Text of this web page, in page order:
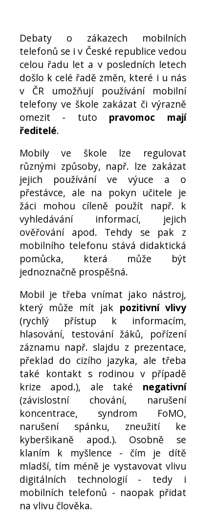
Debaty o zákazech mobilních
telefonů se i v České republice vedou
celou řadu let a v posledních letech
došlo k celé řadě změn, které i u nás
v ČR umožňují používání mobilní
telefony ve škole zakázat či výrazně
omezit - tuto pravomoc mají
ředitelé.
Mobily ve škole lze regulovat
různými způsoby, např. lze zakázat
jejich používání ve výuce a o
přestávce, ale na pokyn učitele je
žáci mohou cíleně použít např. k
vyhledávání informací, jejich
ověřování apod. Tehdy se pak z
mobilního telefonu stává didaktická
pomůcka, která může být
jednoznačně prospěšná.
Mobil je třeba vnímat jako nástroj,
který může mít jak pozitivní vlivy
(rychlý přístup k informacím,
hlasování, testování žáků, pořízení
záznamu např. slajdu z prezentace,
překlad do cizího jazyka, ale třeba
také kontakt s rodinou v případě
krize apod.), ale také negativní
(závislostní chování, narušení
koncentrace, syndrom FoMO,
narušení spánku, zneužití ke
kyberšikaně apod.). Osobně se
klaním k myšlence - čím je dítě
mladší, tím méně je vystavovat vlivu
digitálních technologií - tedy i
mobilních telefonů - naopak přidat
na vlivu člověka.